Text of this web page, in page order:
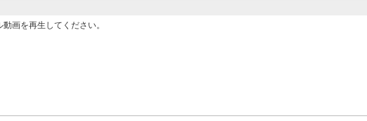
画を再生してください。